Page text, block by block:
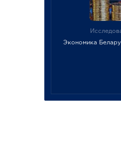
Экономика